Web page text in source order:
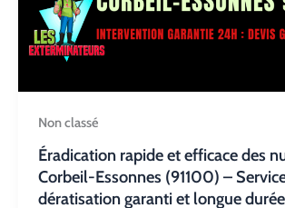
Non classé
Éradication rapide et efficace des
Corbeil-Essonnes (91100) –
dératisation garanti et longue durée